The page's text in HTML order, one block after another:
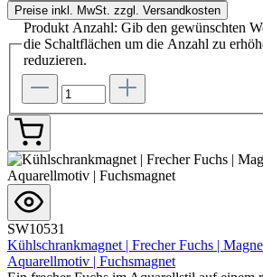
Preise inkl. MwSt. zzgl. Versandkosten
Produkt Anzahl: Gib den gewünschten
die Schaltflächen um die Anzahl zu
reduzieren.
SW10531
Kühlschrankmagnet | Frecher Fuchs |
Aquarellmotiv | Fuchsmagnet